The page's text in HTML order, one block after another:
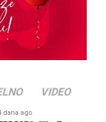
VIDEO
dana ago